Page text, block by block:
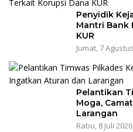
Penyidik
Mantri Bank
KUR
Jumat, 7
Pelantikan
Moga,
Larangan
Rabu, 8 Juli 2026